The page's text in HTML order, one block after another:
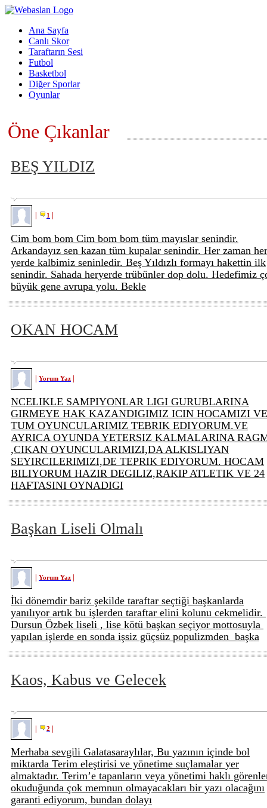
Ana Sayfa
Canlı Skor
Taraftarın Sesi
Futbol
Basketbol
Diğer Sporlar
Oyunlar
Öne Çıkanlar
BEŞ YILDIZ
1
Cim bom bom Cim bom bom tüm mayıslar senindir.
Arkandayız sen kazan tüm kupalar senindir. Her zaman her
yerde kalbimiz seninledir. Beş Yıldızlı formayı hakettin ilk
senindir. Sahada heryerde trübünler dop dolu. Hedefimiz
büyük gene avrupa yolu. Bekle
OKAN HOCAM
Yorum Yaz
NCELIKLE SAMPIYONLAR LIGI GURUBLARINA
GIRMEYE HAK KAZANDIGIMIZ ICIN HOCAMIZI VE
TUM OYUNCULARIMIZ TEBRIK EDIYORUM.VE
AYRICA OYUNDA YETERSIZ KALMALARINA
,CIKAN OYUNCULARIMIZI,DA ALKISLIYAN
SEYIRCILERIMIZI,DE TEPRIK EDIYORUM. HOCAM
BILIYORUM HAZIR DEGILIZ,RAKIP ATLETIK VE 24
HAFTASINI OYNADIGI
Başkan Liseli Olmalı
Yorum Yaz
İki dönemdir bariz şekilde taraftar seçtiği başkanlarda
yanılıyor artık bu işlerden taraftar elini kolunu cekmelidir.
Dursun Özbek liseli , lise kötü başkan seçiyor mottosuyla
yapılan işlerde en sonda işsiz güçsüz populizmden başka
Kaos, Kabus ve Gelecek
2
Merhaba sevgili Galatasaraylılar, Bu yazının içinde bol
miktarda Terim eleştirisi ve yönetime suçlamalar yer
almaktadır. Terim’e tapanların veya yönetimi haklı
okuduğunda çok memnun olmayacakları bir yazı olacağını
garanti ediyorum, bundan dolayı